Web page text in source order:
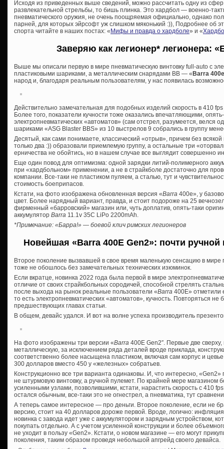
Исходя из приведенных выше сведений, можно рассчитать одну из
развлекательной стрельбы, то бишь плинка. Это хардбол — военно-
пневматического оружия, не очень поощряемая официально, однако
парней, для которых эйрсофт уж слишком мяконький :)), Подробнее об
спорта читайте в наших постах: «Мифы и правда о хардболе» и «
Заверяю как легионер* легионера:
Выше мы описали первую в мире пневматическую винтовку full-auto с
пластиковыми шариками, а металлическим снарядами ВВ — «Barra 400e
народ и, благодаря реальным пользователям, у нас появилась
Действительно замечательная для подобных изделий скорость в 410
Более того, показатели кучности тоже оказались впечатляющими,
электропневматических «автоматов» (сам отстрел, разумеется, велся
шариками «ASG Blaster BBS» из 10 выстрелов 9 собрались в группу
Десятый, как сами понимаете, классический «отрыв», причем без всякой
только два :)) образовали приемлемую группу, а остальные три
ерничества не обойтись, но в нашем случае все выглядит совершенно
Еще один повод для оптимизма: одной зарядки литий-полимерного
при «хардбольном» применении, а не в страйкболе достаточно для
компании. Все-таки не пластиком пуляем, а сталью, тут и
стоимость боеприпасов.
Кстати, на фото изображена обновленная версия «Barra 400e», у
цвет. Более нарядный вариант, правда, и стоит подороже на 25
фирменный «барровский» магазин или, чуть доплатив, опять-таки
аккумулятор Barra 11.1v 35C LiPo 2200mAh.
*Примечание: «Барра!» — боевой клич римских легионеров
Новейшая «Barra 400E Gen2»: почти ручной
Второе поколение вызвавшей в свое время маленькую сенсацию в мире
тоже не обошлось без замечательных технических изюминок.
Если вкратце, новинка 2022 года была первой в мире
отличие от своих страйкбольных сородичей, способной стрелять
после выхода на рынок реальные пользователи «Barra 400E» отметили
то есть электропневматических «автоматов», кучность. Повторяться
предшествующих главах статьи.
В общем, девайс удался. И вот на волне успеха производитель
На фото изображены три версии «Barra 400E Gen2″. Первые две
металлическую, за исключением ряда деталей вроде приклада,
соответственно более насыщена пластиком, включая сам корпус и
300 долларов вместо 450 у «железных» собратьев.
Конструкционно все три варианта одинаковы. И, что интересно,
не штурмовую винтовку, а ручной пулемет. По крайней мере магазином
усиленными узлами, позволившими, кстати, нарастить скорость с 410
остался обычным, все-таки это не огнестрел, а пневматика, тут
А теперь самое интересное — про деньги. Второе поколение, если не
версию, стоит на 40 долларов дороже первой. Вроде, логично:
новинка с завода идет уже с аккумулятором и зарядным устройством,
покупать отдельно. А с учетом усиленной конструкции и более
не уходит в пользу «Gen2». Кстати, о новом магазине — его могут
поколения, таким образом проведя небольшой апгрейд своего девайса.